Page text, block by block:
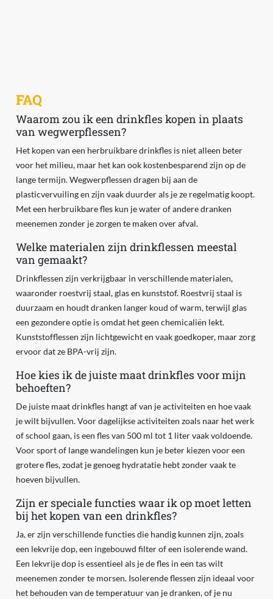
FAQ
Waarom zou ik een drinkfles kopen in plaats
van wegwerpflessen?
Het kopen van een herbruikbare drinkfles is niet alleen beter
voor het milieu, maar het kan ook kostenbesparend zijn op de
lange termijn. Wegwerpflessen dragen bij aan de
plasticvervuiling en zijn vaak duurder als je ze regelmatig koopt.
Met een herbruikbare fles kun je water of andere dranken
meenemen zonder je zorgen te maken over afval.
Welke materialen zijn drinkflessen meestal
van gemaakt?
Drinkflessen zijn verkrijgbaar in verschillende materialen,
waaronder roestvrij staal, glas en kunststof. Roestvrij staal is
duurzaam en houdt dranken langer koud of warm, terwijl glas
een gezondere optie is omdat het geen chemicaliën lekt.
Kunststofflessen zijn lichtgewicht en vaak goedkoper, maar zorg
ervoor dat ze BPA-vrij zijn.
Hoe kies ik de juiste maat drinkfles voor mijn
behoeften?
De juiste maat drinkfles hangt af van je activiteiten en hoe vaak
je wilt bijvullen. Voor dagelijkse activiteiten zoals naar het werk
of school gaan, is een fles van 500 ml tot 1 liter vaak voldoende.
Voor sport of lange wandelingen kun je beter kiezen voor een
grotere fles, zodat je genoeg hydratatie hebt zonder vaak te
hoeven bijvullen.
Zijn er speciale functies waar ik op moet letten
bij het kopen van een drinkfles?
Ja, er zijn verschillende functies die handig kunnen zijn, zoals
een lekvrije dop, een ingebouwd filter of een isolerende wand.
Een lekvrije dop is essentieel als je de fles in een tas wilt
meenemen zonder te morsen. Isolerende flessen zijn ideaal voor
het behouden van de temperatuur van je dranken, of je nu